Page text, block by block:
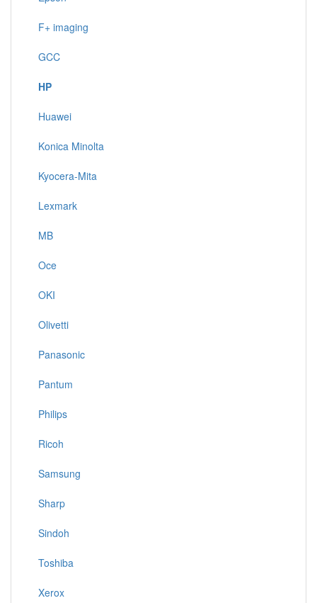
F+ imaging
GCC
HP
Huawei
Konica Minolta
Kyocera-Mita
Lexmark
MB
Oce
OKI
Olivetti
Panasonic
Pantum
Philips
Ricoh
Samsung
Sharp
Sindoh
Toshiba
Xerox